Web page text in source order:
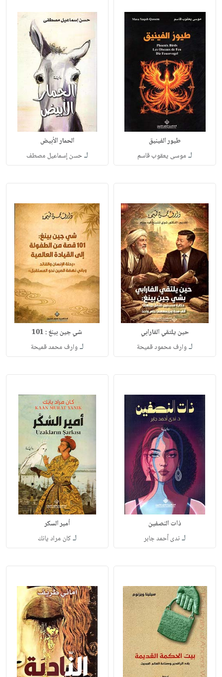
طيور الفينيق
لـ موسى يعقوب قاسم
الحمار الأبيض
لـحسن إسماعيل مصطف
حين يلتقي الفارابي
لـ وارف محمود قميحة
شي جين بينغ : 101
لـ وارف محمد قميحة
ذات النصفين
لـ ندى أحمد جابر
أمير السكر
لـكان مراد يانك